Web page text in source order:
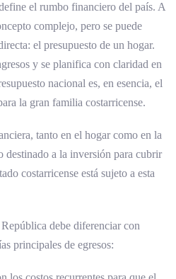
el rumbo financiero del país. A
complejo, pero se puede
el presupuesto de un hogar.
y se planifica con claridad en
nacional es, en esencia, el
la gran familia costarricense.
tanto en el hogar como en la
destinado a la inversión para cubrir
costarricense está sujeto a esta
debe diferenciar con
principales de egresos: